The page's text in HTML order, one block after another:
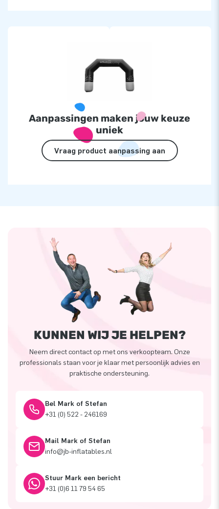
Aanpassingen maken jouw keuze
uniek
Vraag product aanpassing aan
KUNNEN WIJ JE HELPEN?
Neem direct contact op met ons verkoopteam. Onze
professionals staan voor je klaar met persoonlijk advies en
praktische ondersteuning.
Bel Mark of Stefan
+31 (0) 522 - 246169
Mail Mark of Stefan
info@jb-inflatables.nl
Stuur Mark een bericht
+31 (0)6 11 79 54 65